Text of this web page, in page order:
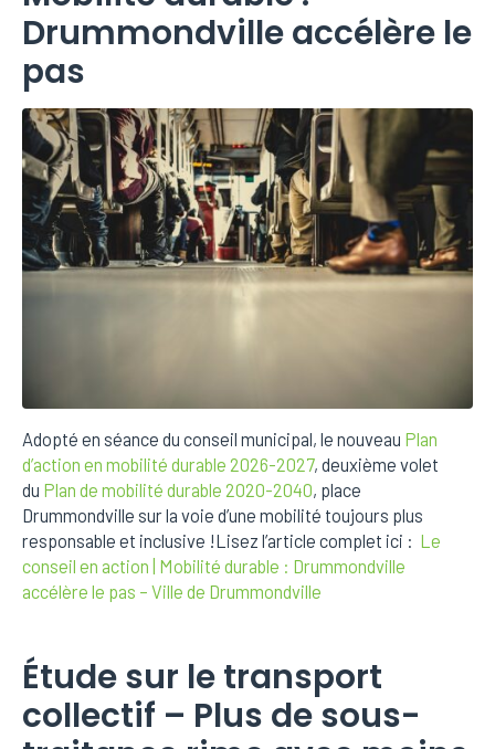
Drummondville accélère le
pas
Adopté en séance du conseil municipal, le nouveau Plan
d’action en mobilité durable 2026-2027, deuxième volet
du Plan de mobilité durable 2020-2040, place
Drummondville sur la voie d’une mobilité toujours plus
responsable et inclusive !Lisez l’article complet ici : Le
conseil en action | Mobilité durable : Drummondville
accélère le pas – Ville de Drummondville
Étude sur le transport
collectif – Plus de sous-